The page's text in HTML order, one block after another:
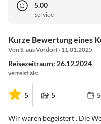
5.00
Service
Kurze Bewertung eines
Von S. aus Vordorf · 11.01.2025
Reisezeitraum: 26.12.2024
verreist als:
5 5 5
Wir waren begeistert . Die